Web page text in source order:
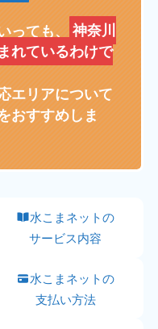
ても、
神奈川
れているわけで
エリアについて
おすすめしま
水こまネットの
サービス内容
水こまネットの
支払い方法